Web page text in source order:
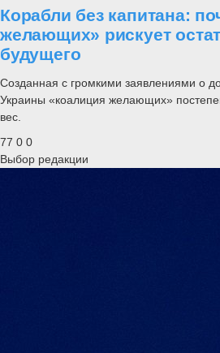
Корабли без капитана:
желающих» рискует
будущего
Созданная с громкими заявлениями о
Украины «коалиция желающих»
вес.
77 0 0
Выбор редакции